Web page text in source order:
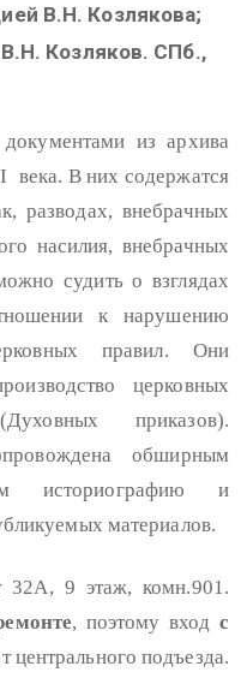
В.Н. Козлякова;
Козляков. СПб.,
из архива
века. В них содержатся
разводах, внебрачных
насилия, внебрачных
судить о взглядах
к нарушению
правил. Они
церковных
приказов).
обширным
историографию и
материалов.
32А, 9 этаж, комн.901.
, поэтому вход с
центрального подъезда.